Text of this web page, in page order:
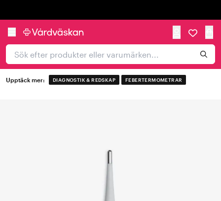
Upptäck mer: DIAGNOSTIK & REDSKAP FEBERTERMOMETRAR